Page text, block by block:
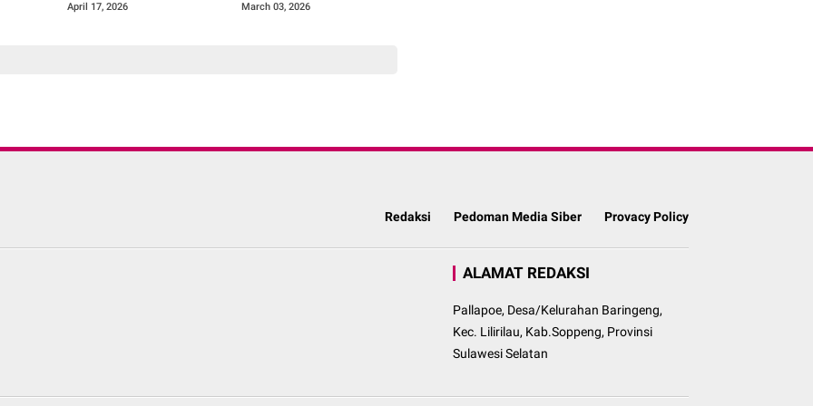
sebagai Dosen Tamu di
April 17, 2026
Terbaik: Insurance
March 03, 2026
Redaksi Pedoman Media Siber Provacy Policy
ALAMAT REDAKSI
Pallapoe, Desa/Kelurahan Baringeng,
Kec. Lilirilau, Kab.Soppeng, Provinsi
Sulawesi Selatan